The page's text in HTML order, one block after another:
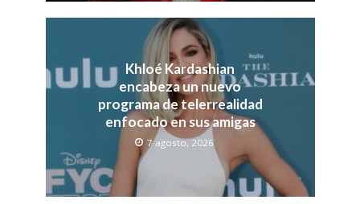
Khloé Kardashian
encabeza un nuevo
programa de telerrealidad
enfocado en sus amigas
7 agosto, 2026